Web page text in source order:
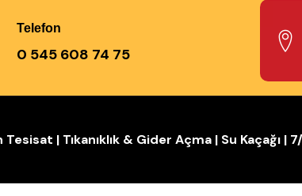
Telefon
0 545 608 74 75
Tesisat | Tıkanıklık & Gider Açma | Su